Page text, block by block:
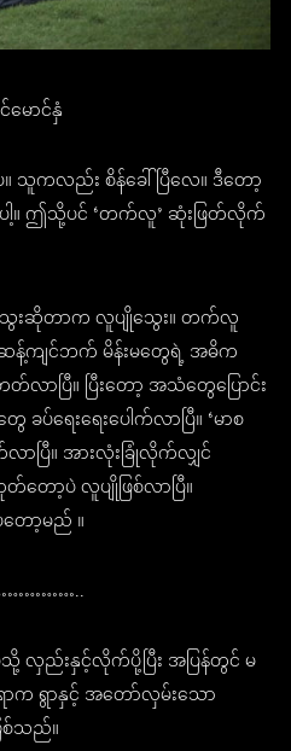
မောင်နှံ
သူကလည်း စိန်ခေါ်ပြီလေ။ ဒီတော့
ါ့။ ဤသို့ပင် ‘တက်လူ’ ဆုံးဖြတ်လိုက်
ေးဆိုတာက လူပျိုသွေး။ တက်လူ
န့်ကျင်ဘက် မိန်းမတွေရဲ့ အဓိက
ာပြီ။ ပြီးတော့ အသံတွေပြောင်း
ပ်ရေးရေးပေါက်လာပြီ။ ‘မာစ
ာပြီ။ အားလုံးခြုံလိုက်လျှင်
ာ့ပဲ လူပျိုဖြစ်လာပြီ။
တော့မည် ။
လှည်းနှင့်လိုက်ပို့ပြီး အပြန်တွင် မ
က ရွာနှင့် အတော်လှမ်းသော
စ်သည်။